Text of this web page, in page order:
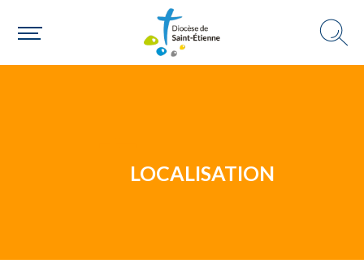
Un mouvement
LOCALISATION